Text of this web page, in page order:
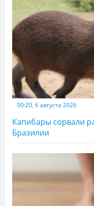
00:20, 6 августа 2026
Капибары сорвали
Бразилии